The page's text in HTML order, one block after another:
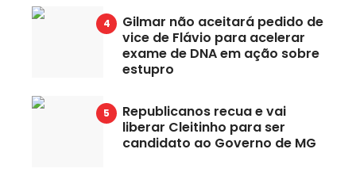
Gilmar não aceitará pedido de
vice de Flávio para acelerar
exame de DNA em ação sobre
estupro
Republicanos recua e vai
liberar Cleitinho para ser
candidato ao Governo de MG